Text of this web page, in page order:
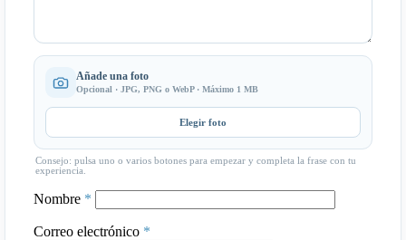
Añade una foto
Opcional · JPG, PNG o WebP · Máximo 1 MB
Elegir foto
Consejo: pulsa uno o varios botones para empezar y completa la frase con tu
experiencia.
Nombre *
Correo electrónico *